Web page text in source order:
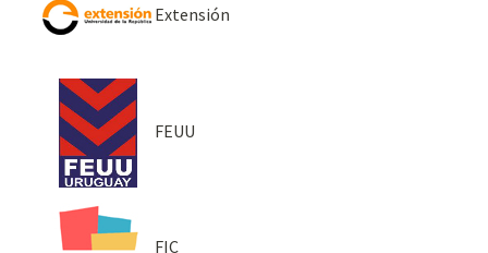
Extensión
FEUU
FIC